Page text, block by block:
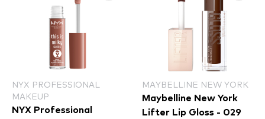
NYX PROFESSIONAL
MAKEUP
NYX Professional
MAYBELLINE NEW YORK
Maybelline New York
Lifter Lip Gloss - 029